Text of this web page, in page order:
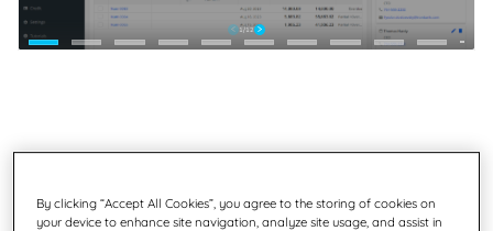
By clicking “Accept All Cookies”, you agree to the storing of cookies on
your device to enhance site navigation, analyze site usage, and assist in